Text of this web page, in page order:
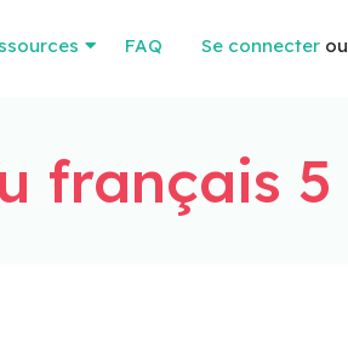
FAQ Se connecter ou
français 5